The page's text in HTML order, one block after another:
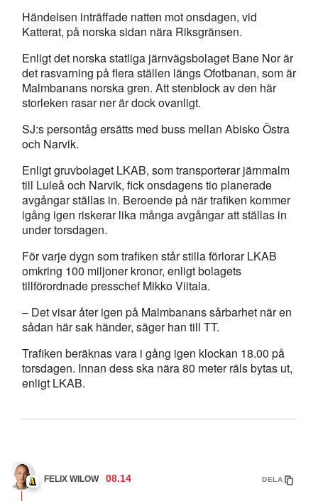
Händelsen inträffade natten mot onsdagen, vid
Katterat, på norska sidan nära Riksgränsen.
Enligt det norska statliga järnvägsbolaget Bane Nor är
det rasvarning på flera ställen längs Ofotbanan, som är
Malmbanans norska gren. Att stenblock av den här
storleken rasar ner är dock ovanligt.
SJ:s persontåg ersätts med buss mellan Abisko Östra
och Narvik.
Enligt gruvbolaget LKAB, som transporterar järnmalm
till Luleå och Narvik, fick onsdagens tio planerade
avgångar ställas in. Beroende på när trafiken kommer
igång igen riskerar lika många avgångar att ställas in
under torsdagen.
För varje dygn som trafiken står stilla förlorar LKAB
omkring 100 miljoner kronor, enligt bolagets
tillförordnade presschef Mikko Viitala.
– Det visar åter igen på Malmbanans sårbarhet när en
sådan här sak händer, säger han till TT.
Trafiken beräknas vara i gång igen klockan 18.00 på
torsdagen. Innan dess ska nära 80 meter räls bytas ut,
enligt LKAB.
FELIX WILOW 08.14 DELA